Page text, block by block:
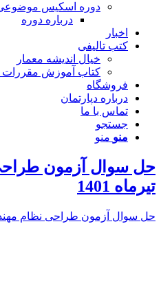
دوره اسکیس
درباره دوره
اخبار
کتب تالیفی
خیال اندیشه معمار
کتاب آموزش
فروشگاه
درباره دپارتمان
تماس با ما
جستجو
منو منو
حل سوال آزمون
تیرماه 1401
حل سوال آزمون طراحی نظام مهندسی